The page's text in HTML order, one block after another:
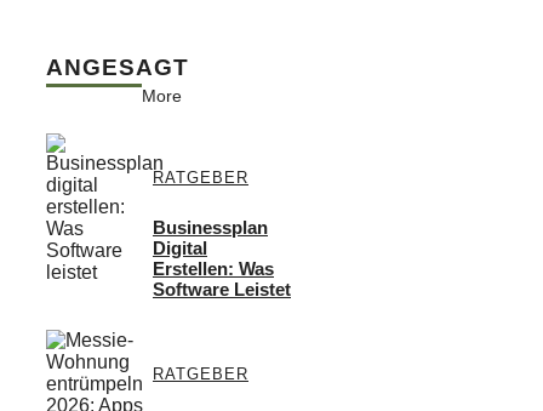
ANGESAGT
More
RATGEBER
Businessplan
Digital
Erstellen: Was
Software Leistet
RATGEBER